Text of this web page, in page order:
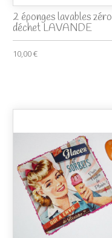
2 éponges lavables zéro
déchet LAVANDE
10,00 €